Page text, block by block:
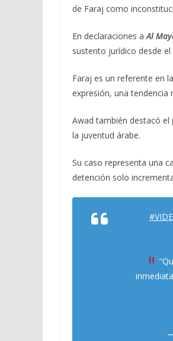
de Faraj como
En declaraciones a Al
sustento jurídico desde el
Faraj es un referente en
expresión, una
Awad también destacó el
la juventud árabe.
Su caso representa una
detención solo